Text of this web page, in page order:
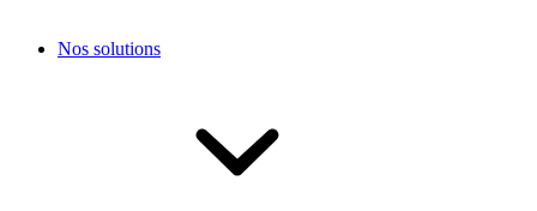
Nos solutions